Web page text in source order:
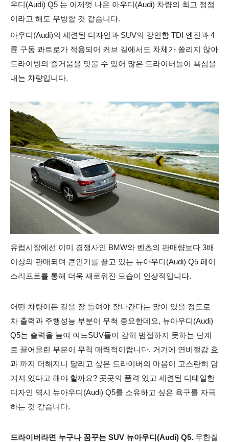
우디(Audi) Q5 는 이제껏 나온 아우디(Audi) 차량의 최고 정점
이라고 해도 무방할 것 같습니다.
아우디(Audi)의 세련된 디자인과 SUV의 강인함 TDI 엔진과 4
륜 구동 콰트로가 적용되어 커브 길에서도 차체가 쏠리지 않아
드라이빙의 즐거움을 맛볼 수 있어 많은 드라이버들이 욕심을
내는 차량입니다.
유럽시장에선 이미 경쟁사인 BMW와 벤츠의 판매량보다 3배
이상의 판매되며 큰인기를 끌고 있는 뉴아우디(Audi) Q5 페이
스리프트를 통해 더욱 새로워진 모습이 인상적입니다.
어떤 차량이든 길을 잘 들여야 잘나간다는 말이 있을 정도로
차 출력과 주행성능 부분이 무척 중요한데요, 뉴아우디(Audi)
Q5는 출력을 높여 여느SUV들이 감히 범접하지 못하는 단계
로 끌어올린 부분이 무척 매력적이랍니다. 거기에 연비절감 효
과 까지 더해지니 달리고 싶은 드라이버의 마음이 고스란히 담
겨져 있다고 해야 할까요? 곳곳의 품격 있고 세련된 디테일한
디자인 역시 뉴아우디(Audi) Q5를 소유하고 싶은 욕구를 자극
하는 것 같습니다.
드라이버라면 누구나 꿈꾸는 SUV 뉴아우디(Audi) Q5. 무한질